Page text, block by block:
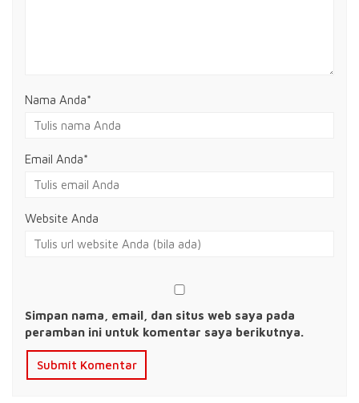
Nama Anda*
Email Anda*
Website Anda
Simpan nama, email, dan situs web saya pada
peramban ini untuk komentar saya berikutnya.